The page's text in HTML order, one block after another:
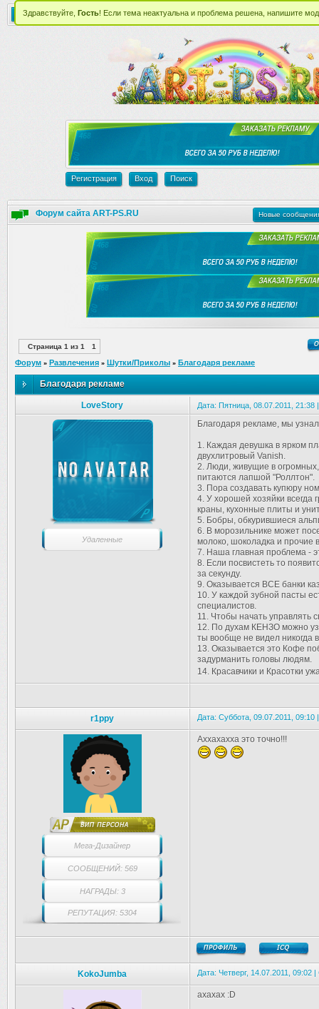
Главная Форум Уроки Photoshop'a Файлы
Регистрация Вход Поиск
Форум сайта ART-PS.RU Новые
Страница 1 из 1 1
Форум » Развлечения » Шутки/Приколы » Благодаря рекламе
Благодаря рекламе
LoveStory Дата: Пятница, 08.07.2011,
Удаленные
Благодаря рекламе, мы
1. Каждая девушка в ярком
двухлитровый Vanish.
2. Люди, живущие в
питаются лапшой "Роллтон".
3. Пора создавать купюру
4. У хорошей хозяйки всегда
краны, кухонные плиты и
5. Бобры, обкурившиеся
6. В морозильнике может
молоко, шоколадка и прочие
7. Наша главная проблема -
8. Если посвистеть то
за секунду.
9. Оказывается ВСЕ банки
10. У каждой зубной пасты
специалистов.
11. Чтобы начать управлять
12. По духам КЕНЗО можно
ты вообще не видел никогда
13. Оказывается это Кофе
задурманить головы людям.
14. Красавчики и Красотки
r1ppy Дата: Суббота, 09.07.2011,
Мега-Дизайнер
СООБЩЕНИЙ: 569
НАГРАДЫ: 3
РЕПУТАЦИЯ: 5304
Аххахахха это точно!!!
KokoJumba Дата: Четверг, 14.07.2011,
ахахах :D